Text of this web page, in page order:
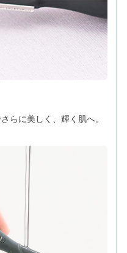
らに美しく、輝く肌へ。